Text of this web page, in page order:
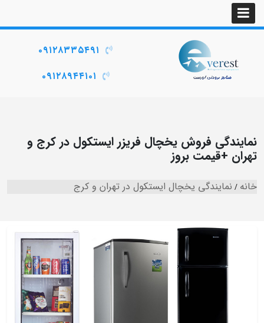
۰۹۱۲۸۳۳۵۴۹۱
۰۹۱۲۸۹۴۴۱۰۱
نمایندگی فروش یخچال فریزر ایستکول در کرج و
تهران +قیمت بروز
خانه نمایندگی یخچال ایستکول در تهران و کرج